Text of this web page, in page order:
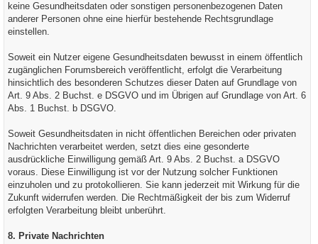
keine Gesundheitsdaten oder sonstigen personenbezogenen Daten
anderer Personen ohne eine hierfür bestehende Rechtsgrundlage
einstellen.
Soweit ein Nutzer eigene Gesundheitsdaten bewusst in einem öffentlich
zugänglichen Forumsbereich veröffentlicht, erfolgt die Verarbeitung
hinsichtlich des besonderen Schutzes dieser Daten auf Grundlage von
Art. 9 Abs. 2 Buchst. e DSGVO und im Übrigen auf Grundlage von Art. 6
Abs. 1 Buchst. b DSGVO.
Soweit Gesundheitsdaten in nicht öffentlichen Bereichen oder privaten
Nachrichten verarbeitet werden, setzt dies eine gesonderte
ausdrückliche Einwilligung gemäß Art. 9 Abs. 2 Buchst. a DSGVO
voraus. Diese Einwilligung ist vor der Nutzung solcher Funktionen
einzuholen und zu protokollieren. Sie kann jederzeit mit Wirkung für die
Zukunft widerrufen werden. Die Rechtmäßigkeit der bis zum Widerruf
erfolgten Verarbeitung bleibt unberührt.
8. Private Nachrichten